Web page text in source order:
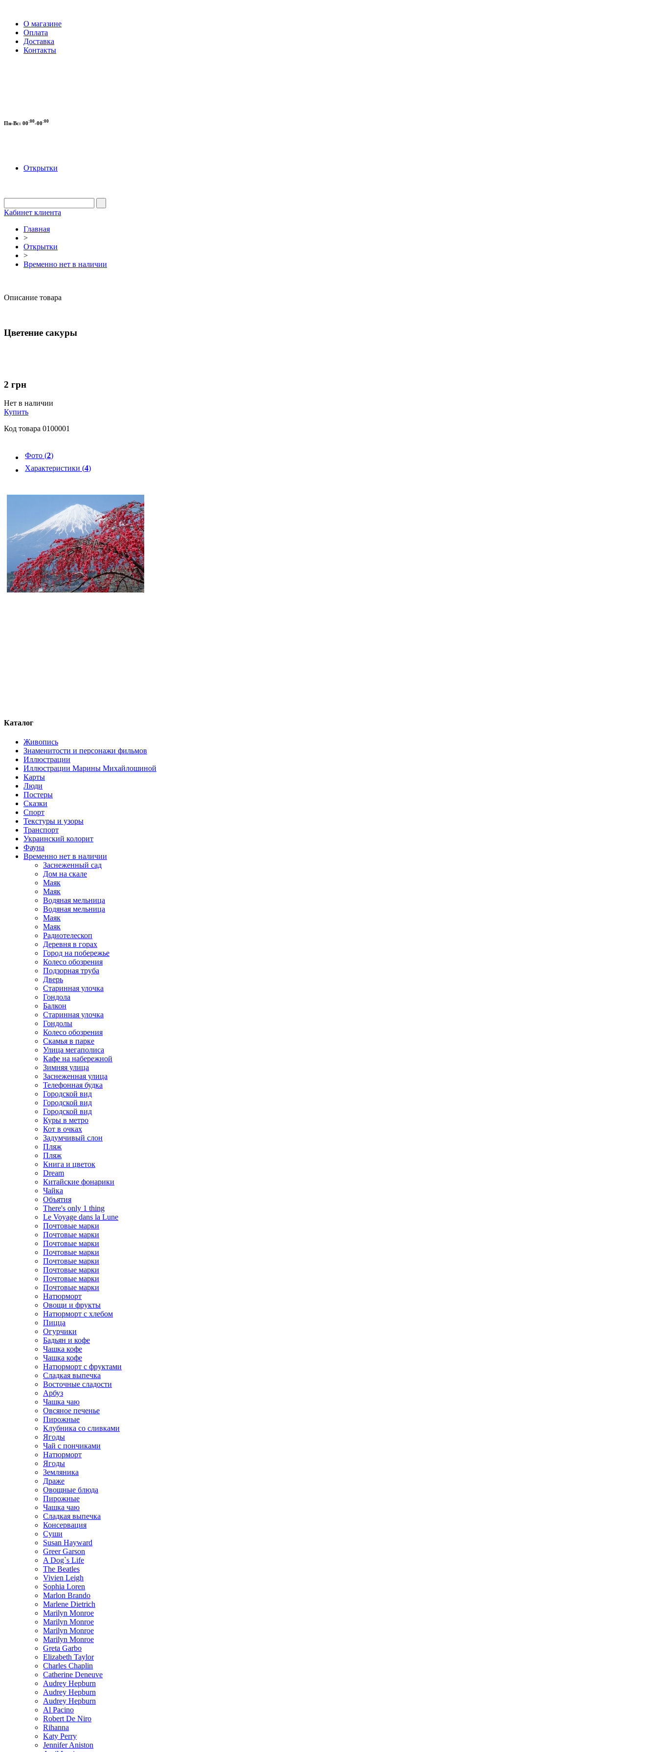
О магазине
Оплата
Доставка
Контакты
Пн-Вс: 00:00-00:00
Открытки
Кабинет клиента
Главная
>
Открытки
>
Временно нет в наличии
Описание товара
Цветение сакуры
2 грн
Нет в наличии
Купить
Код товара 0100001
Фото (2)
Характеристики (4)
Каталог
Живопись
Знаменитости и персонажи фильмов
Иллюстрации
Иллюстрации Марины Михайлошиной
Карты
Люди
Постеры
Сказки
Спорт
Текстуры и узоры
Транспорт
Украинский колорит
Фауна
Временно нет в наличии
Заснеженный сад
Дом на скале
Маяк
Маяк
Водяная мельница
Водяная мельница
Маяк
Маяк
Радиотелескоп
Деревня в горах
Город на побережье
Колесо обозрения
Подзорная труба
Дверь
Старинная улочка
Гондола
Балкон
Старинная улочка
Гондолы
Колесо обозрения
Скамья в парке
Улица мегаполиса
Кафе на набережной
Зимняя улица
Заснеженная улица
Телефонная будка
Городской вид
Городской вид
Городской вид
Куры в метро
Кот в очках
Задумчивый слон
Пляж
Пляж
Книга и цветок
Dream
Китайские фонарики
Чайка
Объятия
There's only 1 thing
Le Voyage dans la Lune
Почтовые марки
Почтовые марки
Почтовые марки
Почтовые марки
Почтовые марки
Почтовые марки
Почтовые марки
Почтовые марки
Натюрморт
Овощи и фрукты
Натюрморт с хлебом
Пицца
Огурчики
Бадьян и кофе
Чашка кофе
Чашка кофе
Натюрморт с фруктами
Сладкая выпечка
Восточные сладости
Арбуз
Чашка чаю
Овсяное печенье
Пирожные
Клубника со сливками
Ягоды
Чай с пончиками
Натюрморт
Ягоды
Земляника
Драже
Овощные блюда
Пирожные
Чашка чаю
Сладкая выпечка
Консервация
Суши
Susan Hayward
Greer Garson
A Dog`s Life
The Beatles
Vivien Leigh
Sophia Loren
Marlon Brando
Marlene Dietrich
Marilyn Monroe
Marilyn Monroe
Marilyn Monroe
Marilyn Monroe
Greta Garbo
Elizabeth Taylor
Charles Chaplin
Catherine Deneuve
Audrey Hepburn
Audrey Hepburn
Audrey Hepburn
Al Pacino
Robert De Niro
Rihanna
Katy Perry
Jennifer Aniston